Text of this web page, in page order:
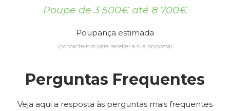
Poupe de 3 500€ até 8 700€
Poupança estimada
(contacte-nos para receber a sua proposta)
Perguntas Frequentes
Veja aqui a resposta às perguntas mais frequentes